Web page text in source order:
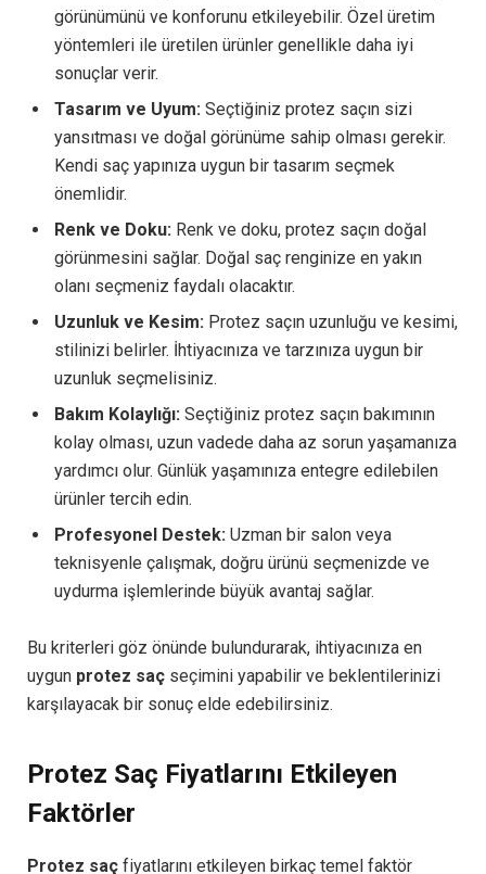
görünümünü ve konforunu etkileyebilir. Özel üretim
yöntemleri ile üretilen ürünler genellikle daha iyi
sonuçlar verir.
Tasarım ve Uyum: Seçtiğiniz protez saçın sizi
yansıtması ve doğal görünüme sahip olması gerekir.
Kendi saç yapınıza uygun bir tasarım seçmek
önemlidir.
Renk ve Doku: Renk ve doku, protez saçın doğal
görünmesini sağlar. Doğal saç renginize en yakın
olanı seçmeniz faydalı olacaktır.
Uzunluk ve Kesim: Protez saçın uzunluğu ve kesimi,
stilinizi belirler. İhtiyacınıza ve tarzınıza uygun bir
uzunluk seçmelisiniz.
Bakım Kolaylığı: Seçtiğiniz protez saçın bakımının
kolay olması, uzun vadede daha az sorun yaşamanıza
yardımcı olur. Günlük yaşamınıza entegre edilebilen
ürünler tercih edin.
Profesyonel Destek: Uzman bir salon veya
teknisyenle çalışmak, doğru ürünü seçmenizde ve
uydurma işlemlerinde büyük avantaj sağlar.
Bu kriterleri göz önünde bulundurarak, ihtiyacınıza en
uygun protez saç seçimini yapabilir ve beklentilerinizi
karşılayacak bir sonuç elde edebilirsiniz.
Protez Saç Fiyatlarını Etkileyen
Faktörler
Protez saç fiyatlarını etkileyen birkaç temel faktör